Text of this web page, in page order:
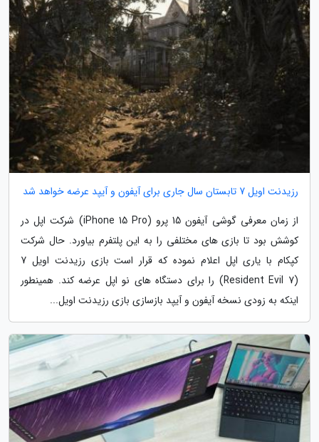
رزیدنت اویل 7 تابستان سال جاری برای آیفون و آیپد عرضه خواهد شد
از زمان معرفی گوشی آیفون 15 پرو (iPhone 15 Pro) شرکت اپل در
کوشش بود تا بازی های مختلفی را به این پلتفرم بیاورد. حال شرکت
کپکام با یاری اپل اعلام نموده که قرار است بازی رزیدنت اویل 7
(Resident Evil 7) را برای دستگاه های نو اپل عرضه کند. همینطور
اینکه به زودی نسخه آیفون و آیپد بازسازی بازی رزیدنت اویل...